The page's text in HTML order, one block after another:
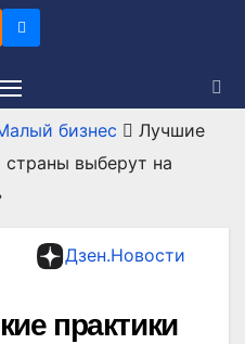
бизнес
Лучшие
страны выберут на
Дзен.Новости
практики